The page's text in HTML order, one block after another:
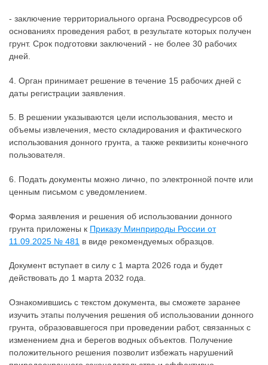
- заключение территориального органа Росводресурсов об
основаниях проведения работ, в результате которых получен
грунт. Срок подготовки заключений - не более 30 рабочих
дней.
4. Орган принимает решение в течение 15 рабочих дней с
даты регистрации заявления.
5. В решении указываются цели использования, место и
объемы извлечения, место складирования и фактического
использования донного грунта, а также реквизиты конечного
пользователя.
6. Подать документы можно лично, по электронной почте или
ценным письмом с уведомлением.
Форма заявления и решения об использовании донного
грунта приложены к Приказу Минприроды России от
11.09.2025 № 481 в виде рекомендуемых образцов.
Документ вступает в силу с 1 марта 2026 года и будет
действовать до 1 марта 2032 года.
Ознакомившись с текстом документа, вы сможете заранее
изучить этапы получения решения об использовании донного
грунта, образовавшегося при проведении работ, связанных с
изменением дна и берегов водных объектов. Получение
положительного решения позволит избежать нарушений